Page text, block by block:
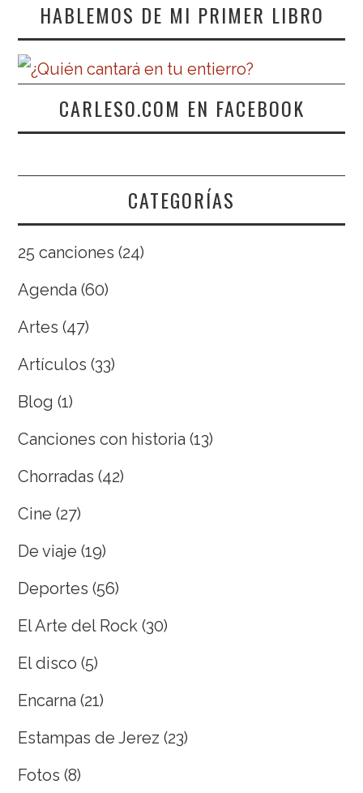
HABLEMOS DE MI PRIMER LIBRO
CARLESO.COM EN FACEBOOK
CATEGORÍAS
25 canciones (24)
Agenda (60)
Artes (47)
Artículos (33)
Blog (1)
Canciones con historia (13)
Chorradas (42)
Cine (27)
De viaje (19)
Deportes (56)
El Arte del Rock (30)
El disco (5)
Encarna (21)
Estampas de Jerez (23)
Fotos (8)